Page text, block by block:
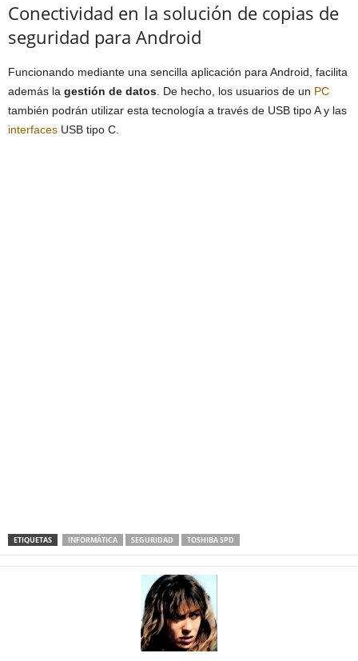
Conectividad en la solución de copias de
seguridad para Android
Funcionando mediante una sencilla aplicación para Android, facilita
además la gestión de datos . De hecho, los usuarios de un PC
también podrán utilizar esta tecnología a través de USB tipo A y las
interfaces USB tipo C.
ETIQUETAS INFORMÁTICA SEGURIDAD TOSHIBA SPD